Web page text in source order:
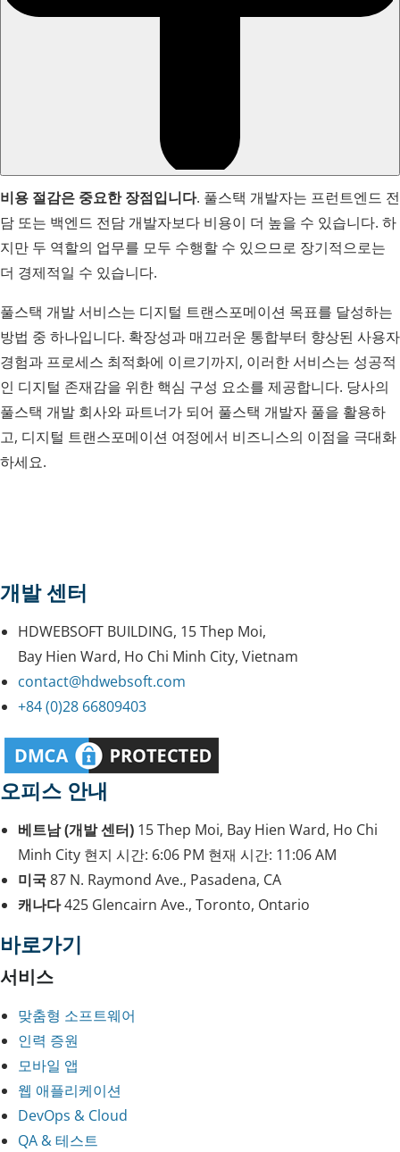
비용 절감은 중요한 장점입니다. 풀스택 개발자는 프런트엔드 전
담 또는 백엔드 전담 개발자보다 비용이 더 높을 수 있습니다. 하
지만 두 역할의 업무를 모두 수행할 수 있으므로 장기적으로는
더 경제적일 수 있습니다.
풀스택 개발 서비스는 디지털 트랜스포메이션 목표를 달성하는
방법 중 하나입니다. 확장성과 매끄러운 통합부터 향상된 사용자
경험과 프로세스 최적화에 이르기까지, 이러한 서비스는 성공적
인 디지털 존재감을 위한 핵심 구성 요소를 제공합니다. 당사의
풀스택 개발 회사와 파트너가 되어 풀스택 개발자 풀을 활용하
고, 디지털 트랜스포메이션 여정에서 비즈니스의 이점을 극대화
하세요.
개발 센터
HDWEBSOFT BUILDING, 15 Thep Moi,
Bay Hien Ward, Ho Chi Minh City, Vietnam
contact@hdwebsoft.com
+84 (0)28 66809403
오피스 안내
베트남 (개발 센터) 15 Thep Moi, Bay Hien Ward, Ho Chi
Minh City 현지 시간: 6:06 PM 현재 시간: 11:06 AM
미국87 N. Raymond Ave., Pasadena, CA
캐나다425 Glencairn Ave., Toronto, Ontario
바로가기
서비스
맞춤형 소프트웨어
인력 증원
모바일 앱
웹 애플리케이션
DevOps & Cloud
QA & 테스트